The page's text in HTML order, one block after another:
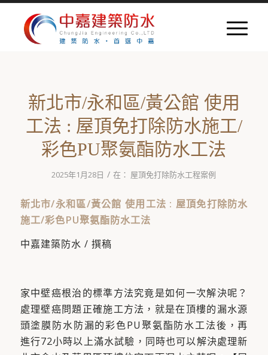
新北市/永和區/黃公館 使用
工法 : 屋頂免打除防水施工/
彩色PU聚氨酯防水工法
2025年1月28日 / 在： 屋頂免打除防水工程案例
新北市/永和區/黃公館 使用工法 : 屋頂免打除防水
施工/彩色PU聚氨酯防水工法
中嘉建築防水 / 撰稿
家中壁癌根治的標準方法究竟是如何一次解決呢？
處理壁癌問題正確施工方法，就是在頂樓的漏水源
頭塗膜防水防漏的彩色PU聚氨酯防水工法後，再
進行72小時以上滿水試驗，同時也可以解決處理新